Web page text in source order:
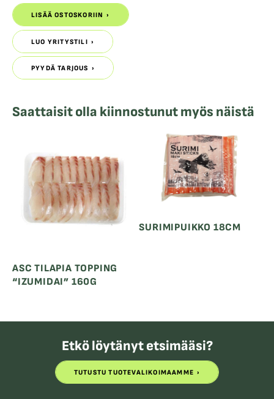
LISÄÄ OSTOSKORIIN
LISÄÄ OSTOSKORIIN
LUO YRITYSTILI
LUO YRITYSTILI
PYYDÄ TARJOUS
PYYDÄ TARJOUS
Saattaisit olla kiinnostunut myös näistä
ASC TILAPIA TOPPING
“IZUMIDAI” 160G
SURIMIPUIKKO 18CM
Etkö löytänyt etsimääsi?
TUTUSTU TUOTEVALIKOIMAAMME
TUTUSTU TUOTEVALIKOIMAAMME